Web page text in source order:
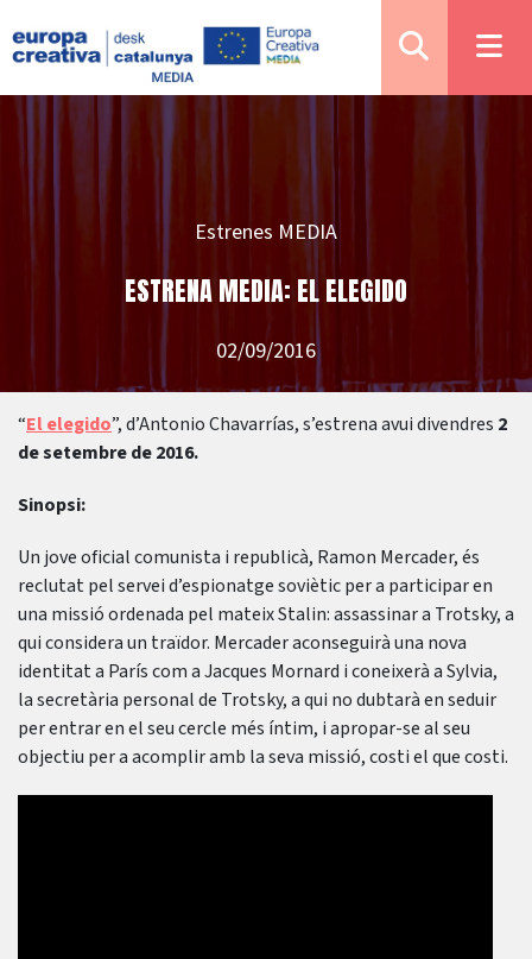
Estrenes MEDIA
ESTRENA MEDIA: EL ELEGIDO
02/09/2016
“El elegido”, d’Antonio Chavarrías, s’estrena avui divendres 2
de setembre de 2016.
Sinopsi:
Un jove oficial comunista i republicà, Ramon Mercader, és
reclutat pel servei d’espionatge soviètic per a participar en
una missió ordenada pel mateix Stalin: assassinar a Trotsky, a
qui considera un traïdor. Mercader aconseguirà una nova
identitat a París com a Jacques Mornard i coneixerà a Sylvia,
la secretària personal de Trotsky, a qui no dubtarà en seduir
per entrar en el seu cercle més íntim, i apropar-se al seu
objectiu per a acomplir amb la seva missió, costi el que costi.